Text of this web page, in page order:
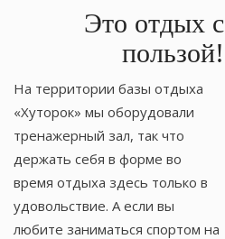
Это отдых с
пользой!
На территории базы отдыха
«Хуторок» мы оборудовали
тренажерный зал, так что
держать себя в форме во
время отдыха здесь только в
удовольствие. А если вы
любите заниматься спортом на